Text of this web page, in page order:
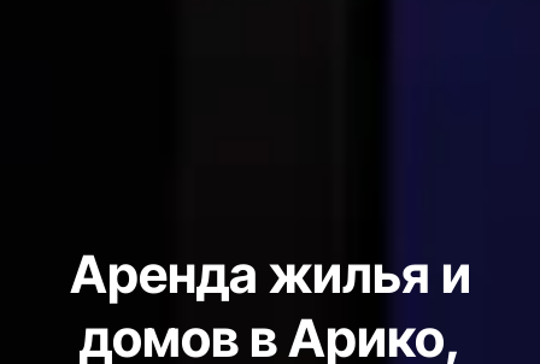
Аренда жилья и
домов в Арико,